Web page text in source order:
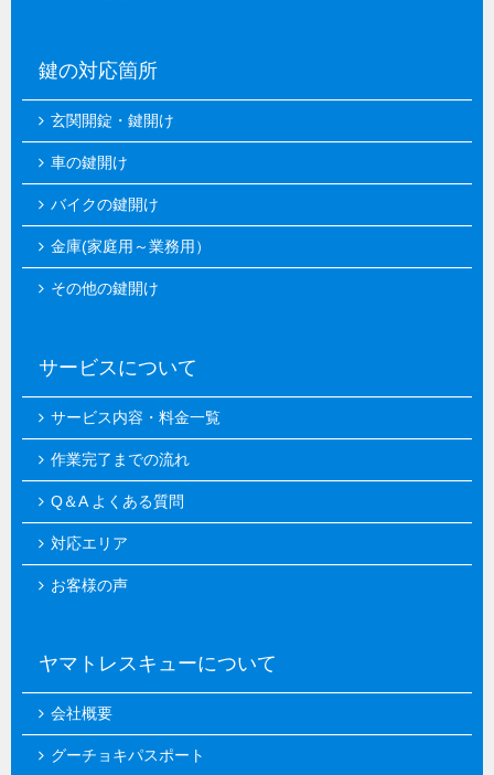
鍵の対応箇所
玄関開錠・鍵開け
車の鍵開け
バイクの鍵開け
金庫(家庭用～業務用）
その他の鍵開け
サービスについて
サービス内容・料金一覧
作業完了までの流れ
Q＆A よくある質問
対応エリア
お客様の声
ヤマトレスキューについて
会社概要
グーチョキパスポート